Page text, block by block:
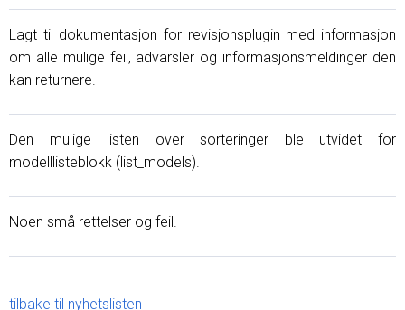
Lagt til dokumentasjon for revisjonsplugin med informasjon
om alle mulige feil, advarsler og informasjonsmeldinger den
kan returnere.
Den mulige listen over sorteringer ble utvidet for
modelllisteblokk (list_models).
Noen små rettelser og feil.
tilbake til nyhetslisten